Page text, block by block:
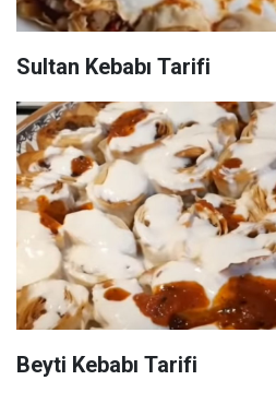
Sultan Kebabı Tarifi
Beyti Kebabı Tarifi